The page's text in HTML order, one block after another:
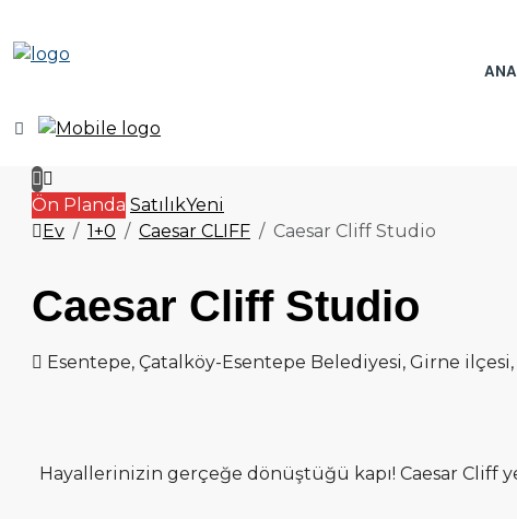
Ön Planda SatılıkYeni
Ev
1+0 Caesar CLIFF Caesar Cliff Studio
Caesar Cliff Studio
Esentepe, Çatalköy-Esentepe Belediyesi, Girne ilçesi,
Hayallerinizin gerçeğe dönüştüğü kapı! Caesar Cliff